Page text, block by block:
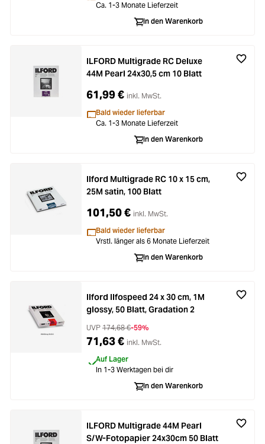
Ca. 1-3 Monate Lieferzeit
In den Warenkorb
ILFORD Multigrade RC Deluxe
44M Pearl 24x30,5 cm 10 Blatt
61,99 € inkl. MwSt.
Bald wieder lieferbar
Ca. 1-3 Monate Lieferzeit
In den Warenkorb
Ilford Multigrade RC 10 x 15 cm,
25M satin, 100 Blatt
101,50 € inkl. MwSt.
Bald wieder lieferbar
Vrstl. länger als 6 Monate Lieferzeit
In den Warenkorb
Ilford Ilfospeed 24 x 30 cm, 1M
glossy, 50 Blatt, Gradation 2
UVP 174,68 €-59%
71,63 € inkl. MwSt.
Auf Lager
In 1-3 Werktagen bei dir
In den Warenkorb
ILFORD Multigrade 44M Pearl
S/W-Fotopapier 24x30cm 50 Blatt